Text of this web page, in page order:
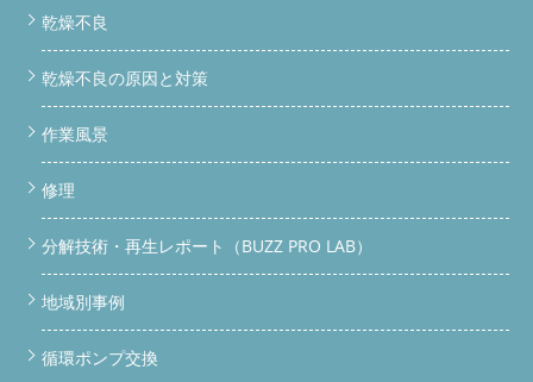
乾燥不良
乾燥不良の原因と対策
作業風景
修理
分解技術・再生レポート（BUZZ PRO LAB）
地域別事例
循環ポンプ交換